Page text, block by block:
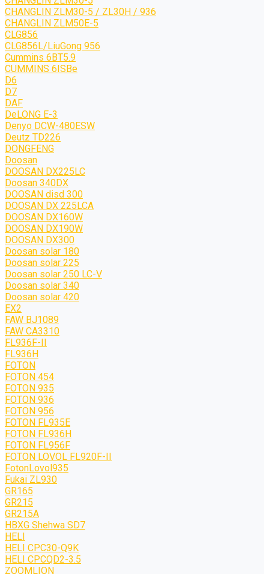
CHANGLIN ZLM30-5 / ZL30H / 936
CHANGLIN ZLM50E-5
CLG856
CLG856L/LiuGong 956
Cummins 6BT5.9
CUMMINS 6ISBe
D6
D7
DAF
DeLONG Е-3
Denyo DCW-480ESW
Deutz TD226
DONGFENG
Doosan
DOOSAN DX225LC
Doosan 340DX
DOOSAN disd 300
DOOSAN DX 225LCA
DOOSAN DX160W
DOOSAN DX190W
DOOSAN DX300
Doosan solar 180
Doosan solar 225
Doosan solar 250 LC-V
Doosan solar 340
Doosan solar 420
EX2
FAW BJ1089
FAW CA3310
FL936F-II
FL936H
FOTON
FOTON 454
FOTON 935
FOTON 936
FOTON 956
FOTON FL935E
FOTON FL936H
FOTON FL956F
FOTON LOVOL FL920F-II
FotonLovol935
Fukai ZL930
GR165
GR215
GR215A
HBXG Shehwa SD7
HELI
HELI CPC30-Q9K
HELI CPCQD2-3.5
ZOOMLION